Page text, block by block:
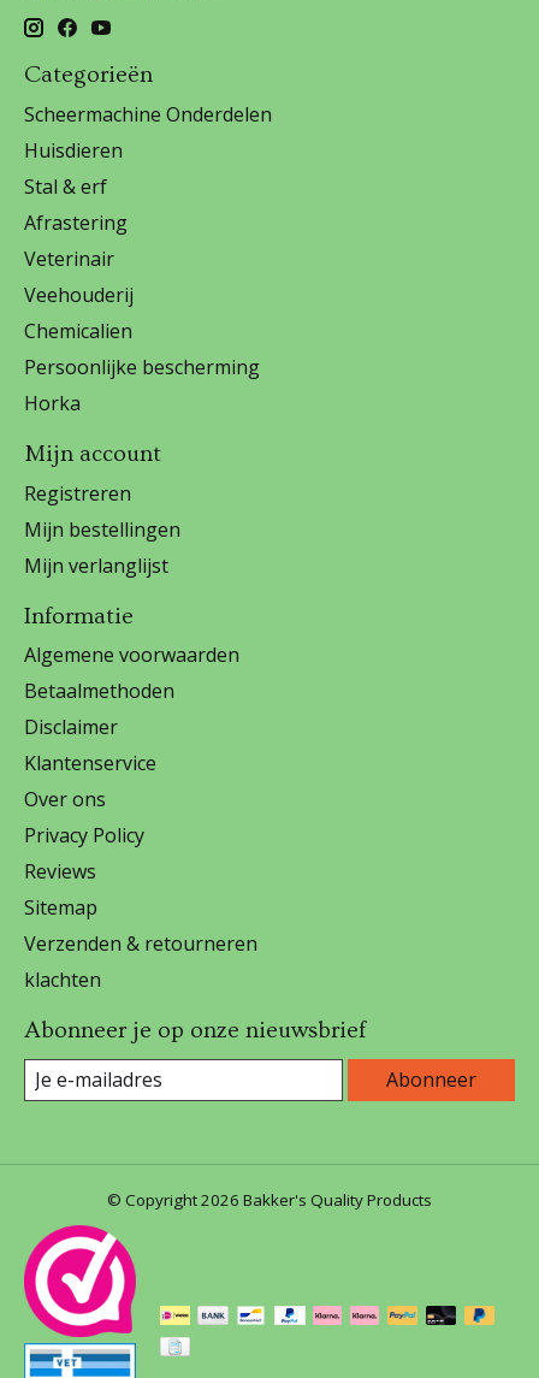
Categorieën
Scheermachine Onderdelen
Huisdieren
Stal & erf
Afrastering
Veterinair
Veehouderij
Chemicalien
Persoonlijke bescherming
Horka
Mijn account
Registreren
Mijn bestellingen
Mijn verlanglijst
Informatie
Algemene voorwaarden
Betaalmethoden
Disclaimer
Klantenservice
Over ons
Privacy Policy
Reviews
Sitemap
Verzenden & retourneren
klachten
Abonneer je op onze nieuwsbrief
Abonneer
© Copyright 2026 Bakker's Quality Products